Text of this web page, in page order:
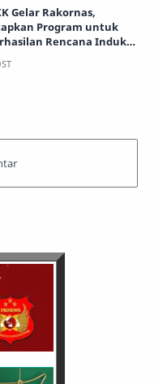
Gelar Rakornas,
Program untuk
Rencana Induk